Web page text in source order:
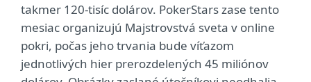
takmer 120-tisíc dolárov. PokerStars zase tento
mesiac organizujú Majstrovstvá sveta v online
pokri, počas jeho trvania bude víťazom
jednotlivých hier prerozdelených 45 miliónov